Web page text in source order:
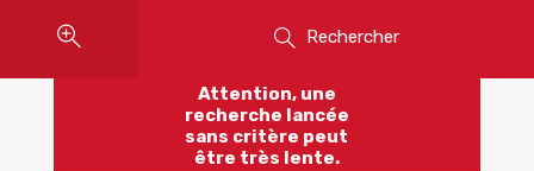
Rechercher
Attention, une
recherche lancée
sans critère peut
être très lente.